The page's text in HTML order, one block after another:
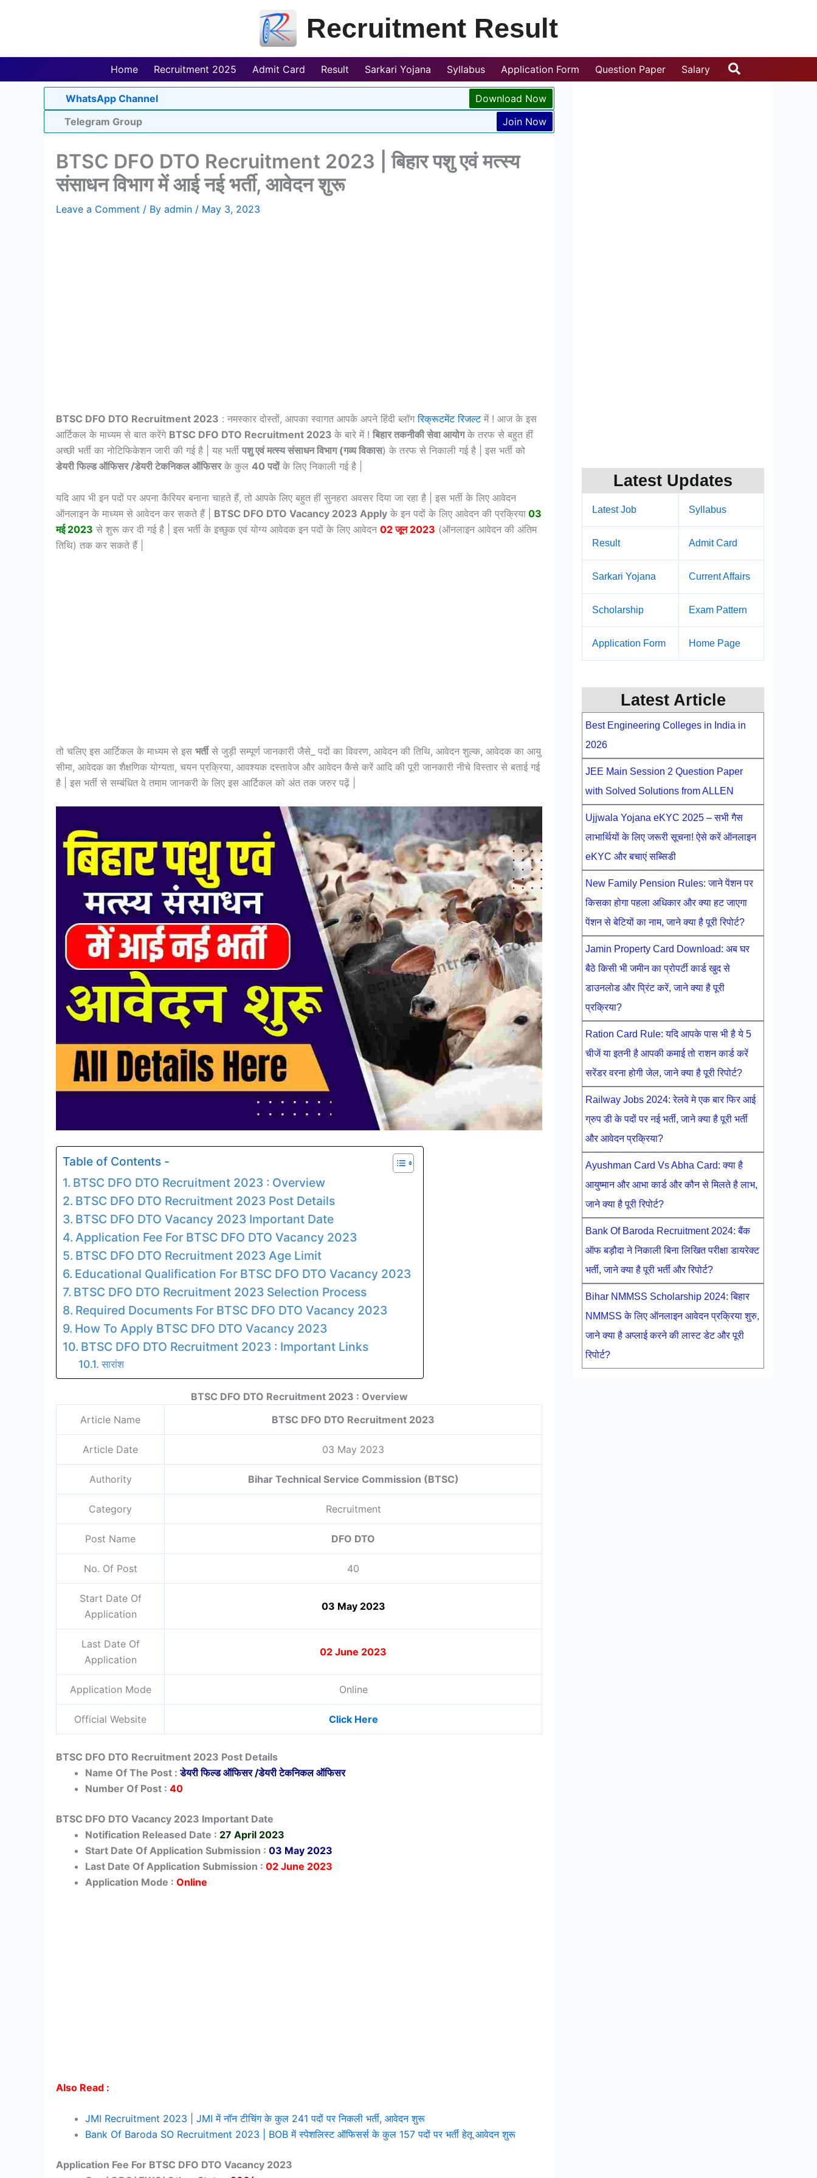
Recruitment Result
Home Recruitment 2025 Admit Card Result Sarkari Yojana Syllabus Application Form Question Paper Salary Search
WhatsApp Channel
Download Now
Telegram Group
Join Now
BTSC DFO DTO Recruitment 2023 | बिहार पशु एवं मत्स्य
संसाधन विभाग में आई नई भर्ती, आवेदन शुरू
Leave a Comment / By admin / May 3, 2023
BTSC DFO DTO Recruitment 2023 : नमस्कार दोस्तों, आपका स्वागत आपके अपने हिंदी ब्लॉगरिक्रूटमेंट रिजल्टमें ! आज के इस
आर्टिकल के माध्यम से बात करेंगे BTSC DFO DTO Recruitment 2023 के बारे में ! बिहार तकनीकी सेवा आयोगके तरफ से बहुत हीं
अच्छी भर्ती का नोटिफिकेशन जारी की गई है | यह भर्ती पशु एवं मत्स्य संसाधन विभाग (गव्य विकास) के तरफ से निकाली गई है | इस भर्ती को
डेयरी फिल्ड ऑफिसर /डेयरी टेकनिकल ऑफिसरके कुल 40 पदोंके लिए निकाली गई है |
यदि आप भी इन पदों पर अपना कैरियर बनाना चाहते हैं, तो आपके लिए बहुत हीं सुनहरा अवसर दिया जा रहा है | इस भर्ती के लिए आवेदन
ऑनलाइन के माध्यम से आवेदन कर सकते हैं | BTSC DFO DTO Vacancy 2023 Apply के इन पदों के लिए आवेदन की प्रक्रिया 03
मई 2023 से शुरू कर दी गई है | इस भर्ती के इच्छुक एवं योग्य आवेदक इन पदों के लिए आवेदन 02 जून 2023 (ऑनलाइन आवेदन की अंतिम
तिथि) तक कर सकते हैं |
तो चलिए इस आर्टिकल के माध्यम से इस भर्तीसे जुड़ी सम्पूर्ण जानकारी जैसे_ पदों का विवरण, आवेदन की तिथि, आवेदन शुल्क, आवेदक का आयु
सीमा, आवेदक का शैक्षणिक योग्यता, चयन प्रक्रिया, आवश्यक दस्तावेज और आवेदन कैसे करें आदि की पूरी जानकारी नीचे विस्तार से बताई गई
है | इस भर्ती से सम्बंधित वे तमाम जानकरी के लिए इस आर्टिकल को अंत तक जरुर पढ़ें |
Table of Contents -
BTSC DFO DTO Recruitment 2023 : Overview
BTSC DFO DTO Recruitment 2023 Post Details
BTSC DFO DTO Vacancy 2023 Important Date
Application Fee For BTSC DFO DTO Vacancy 2023
BTSC DFO DTO Recruitment 2023 Age Limit
Educational Qualification For BTSC DFO DTO Vacancy 2023
BTSC DFO DTO Recruitment 2023 Selection Process
Required Documents For BTSC DFO DTO Vacancy 2023
How To Apply BTSC DFO DTO Vacancy 2023
BTSC DFO DTO Recruitment 2023 : Important Links
सारांश
BTSC DFO DTO Recruitment 2023 : Overview
Article Name
BTSC DFO DTO Recruitment 2023
Article Date 03 May 2023
Authority Bihar Technical Service Commission (BTSC)
Category Recruitment
Post Name DFO DTO
No. Of Post 40
Start Date Of
Application
03 May 2023
Last Date Of
Application
02 June 2023
Application Mode Online
Official Website Click Here
BTSC DFO DTO Recruitment 2023 Post Details
Name Of The Post :डेयरी फिल्ड ऑफिसर /डेयरी टेकनिकल ऑफिसर
Number Of Post : 40
BTSC DFO DTO Vacancy 2023 Important Date
Notification Released Date : 27 April 2023
Start Date Of Application Submission : 03 May 2023
Last Date Of Application Submission : 02 June 2023
Application Mode : Online
Also Read :
JMI Recruitment 2023 | JMI में नॉन टीचिंग के कुल 241 पदों पर निकली भर्ती, आवेदन शुरू
Bank Of Baroda SO Recruitment 2023 | BOB में स्पेशलिस्ट ऑफिसर्स के कुल 157 पदों पर भर्ती हेतू आवेदन शुरू
Application Fee For BTSC DFO DTO Vacancy 2023
Latest Updates
Latest Job Syllabus
Result Admit Card
Sarkari Yojana Current Affairs
Scholarship Exam Pattern
Application Form Home Page
Latest Article
Best Engineering Colleges in India in
2026
JEE Main Session 2 Question Paper
with Solved Solutions from ALLEN
Ujjwala Yojana eKYC 2025 – सभी गैस
लाभार्थियों के लिए जरूरी सूचना! ऐसे करें ऑनलाइन
eKYC और बचाएं सब्सिडी
New Family Pension Rules: जाने पेंशन पर
किसका होगा पहला अधिकार और क्या हट जाएगा
पेंशन से बेटियों का नाम, जाने क्या है पूरी रिपोर्ट?
Jamin Property Card Download: अब घर
बैठे किसी भी जमीन का प्रोपर्टी कार्ड खुद से
डाउनलोड और प्रिंट करें, जाने क्या है पूरी
प्रक्रिया?
Ration Card Rule: यदि आपके पास भी है ये 5
चीजें या इतनी है आपकी कमाई तो राशन कार्ड करें
सरेंडर वरना होगी जेल, जाने क्या है पूरी रिपोर्ट?
Railway Jobs 2024: रेलवे मे एक बार फिर आई
ग्रुप डी के पदों पर नई भर्ती, जाने क्या है पूरी भर्ती
और आवेदन प्रक्रिया?
Ayushman Card Vs Abha Card: क्या है
आयुष्मान और आभा कार्ड और कौन से मिलते है लाभ,
जाने क्या है पूरी रिपोर्ट?
Bank Of Baroda Recruitment 2024: बैंक
ऑफ बड़ौदा ने निकाली बिना लिखित परीक्षा डायरेक्ट
भर्ती, जाने क्या है पूरी भर्ती और रिपोर्ट?
Bihar NMMSS Scholarship 2024: बिहार
NMMSS के लिए ऑनलाइन आवेदन प्रक्रिया शुरु,
जाने क्या है अप्लाई करने की लास्ट डेट और पूरी
रिपोर्ट?